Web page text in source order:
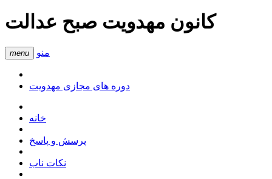
کانون مهدویت صبح عدالت
menu منو
دوره های مجازی مهدویت
خانه
پرسش و پاسخ
نکات ناب